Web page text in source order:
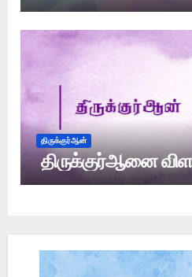
திருக்குர்ஆன்
திருக்குர்ஆனை